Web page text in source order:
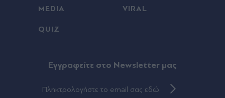
Μεγάλα projects για τον τουρισμό στο Βόρειο
διεθνή brands φιλοξενίας
Πριν 28 λεπτά
MEDIA VIRAL
QUIZ
Eγγραφείτε στο Newsletter μας